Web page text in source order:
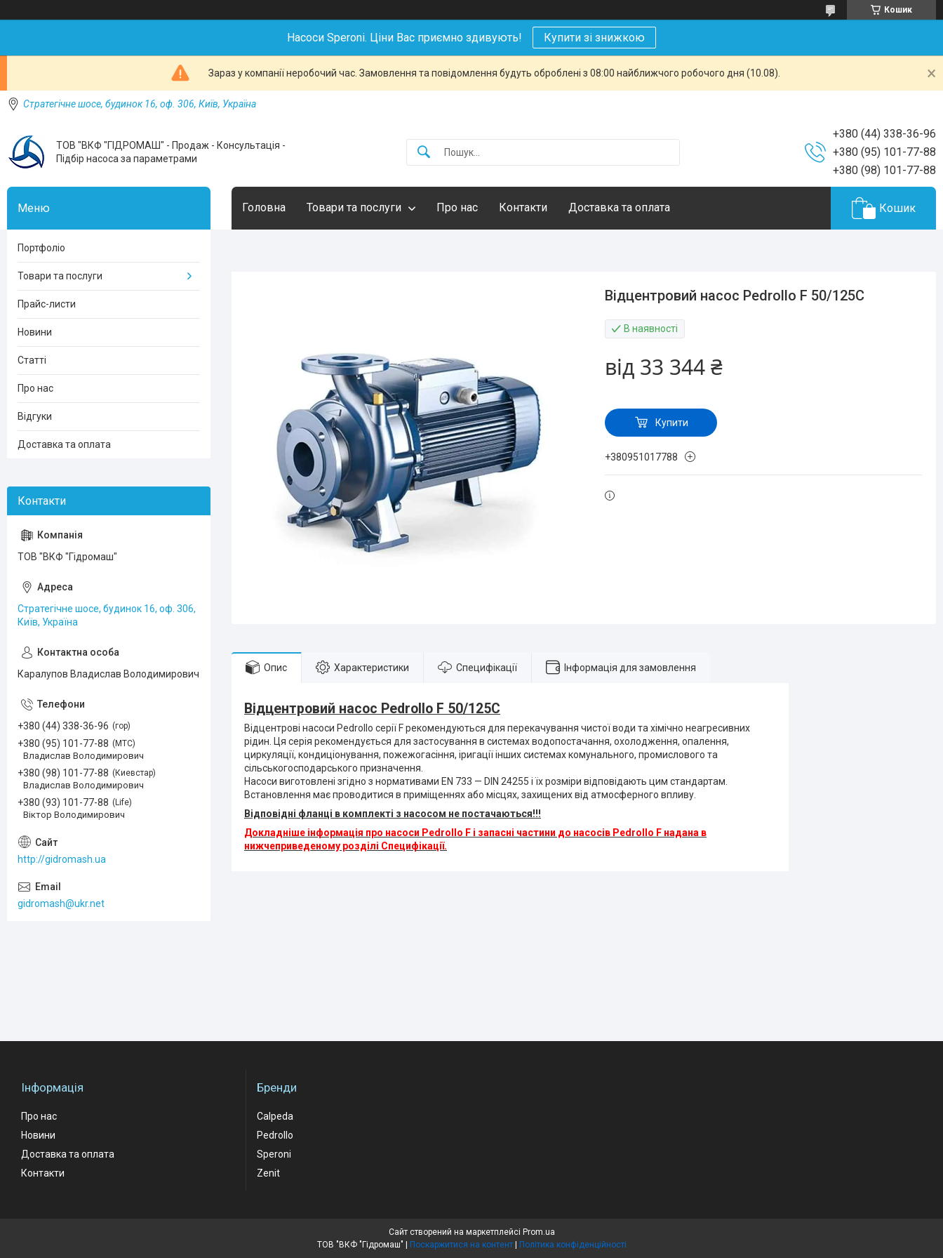
Кошик
Насоси Speroni. Ціни Вас приємно здивують! Купити зі знижкою
Зараз у компанії неробочий час. Замовлення та повідомлення будуть оброблені з 08:00 найближчого робочого дня (10.08).
Стратегічне шосе, будинок 16, оф. 306, Київ, Україна
ТОВ "ВКФ "ГІДРОМАШ" - Продаж - Консультація -
Підбір насоса за параметрами
+380 (44) 338-36-96
+380 (95) 101-77-88
+380 (98) 101-77-88
Головна Товари та послуги Про нас Контакти Доставка та оплата Кошик
Відцентровий насос Pedrollo F 50/125С
В наявності
від 33 344 ₴
Купити
+380951017788
Опис Характеристики Специфікації Інформація для замовлення
Відцентровий насос Pedrollo F 50/125С
Відцентрові насоси Pedrollo серії F рекомендуються для перекачування чистої води та хімічно неагресивних
рідин. Ця серія рекомендується для застосування в системах водопостачання, охолодження, опалення,
циркуляції, кондиціонування, пожежогасіння, іригації інших системах комунального, промислового та
сільськогосподарського призначення.
Насоси виготовлені згідно з нормативами EN 733 — DIN 24255 і їх розміри відповідають цим стандартам.
Встановлення має проводитися в приміщеннях або місцях, захищених від атмосферного впливу.
Відповідні фланці в комплекті з насосом не постачаються!!!
Докладніше інформація про насоси Pedrollo F і запасні частини до насосів Pedrollo F надана в
нижчеприведеному розділі Специфікації.
Портфоліо
Товари та послуги
Прайс-листи
Новини
Статті
Про нас
Відгуки
Доставка та оплата
ТОВ "ВКФ "Гідромаш"
Стратегічне шосе, будинок 16, оф. 306,
Київ, Україна
Каралупов Владислав Володимирович
+380 (44) 338-36-96 гор
+380 (95) 101-77-88 МТС
Владислав Володимирович
+380 (98) 101-77-88 Киевстар
Владислав Володимирович
+380 (93) 101-77-88 Life
Віктор Володимирович
http://gidromash.ua
gidromash@ukr.net
Інформація
Про нас
Новини
Доставка та оплата
Контакти
Бренди
Calpeda
Pedrollo
Speroni
Zenit
Сайт створений на маркетплейсі Prom.ua
Поскаржитися на контент Політика конфіденційності